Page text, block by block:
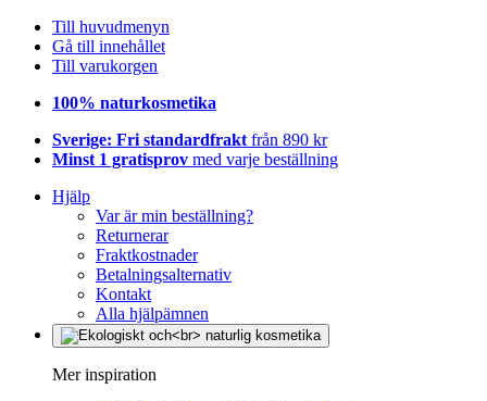
Till huvudmenyn
Gå till innehållet
Till varukorgen
100% naturkosmetika
Sverige: Fri standardfrakt från 890 kr
Minst 1 gratisprov med varje beställning
Hjälp
Var är min beställning?
Returnerar
Fraktkostnader
Betalningsalternativ
Kontakt
Alla hjälpämnen
Mer inspiration